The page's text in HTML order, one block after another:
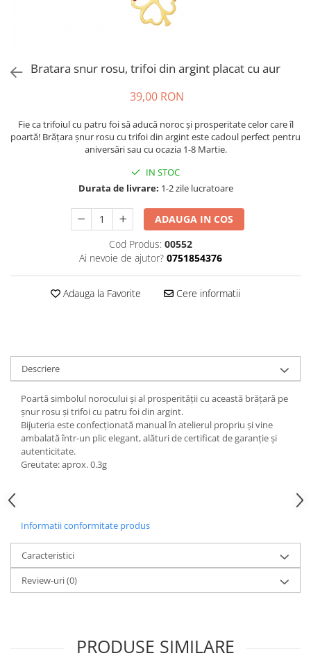
Bratara snur rosu, trifoi din argint placat cu aur
39,00 RON
Fie ca trifoiul cu patru foi să aducă noroc și prosperitate celor care îl
poartă! Brățara șnur rosu cu trifoi din argint este cadoul perfect pentru
aniversări sau cu ocazia 1-8 Martie.
IN STOC
Durata de livrare: 1-2 zile lucratoare
ADAUGA IN COS
Cod Produs: 00552
Ai nevoie de ajutor? 0751854376
Adauga la Favorite Cere informatii
Descriere
Poartă simbolul norocului și al prosperității cu această brățară pe
șnur rosu și trifoi cu patru foi din argint.
Bijuteria este confecționată manual în atelierul propriu și vine
ambalată într-un plic elegant, alături de certificat de garanție și
autenticitate.
Greutate: aprox. 0.3g
Informatii conformitate produs
Caracteristici
Review-uri(0)
PRODUSE SIMILARE